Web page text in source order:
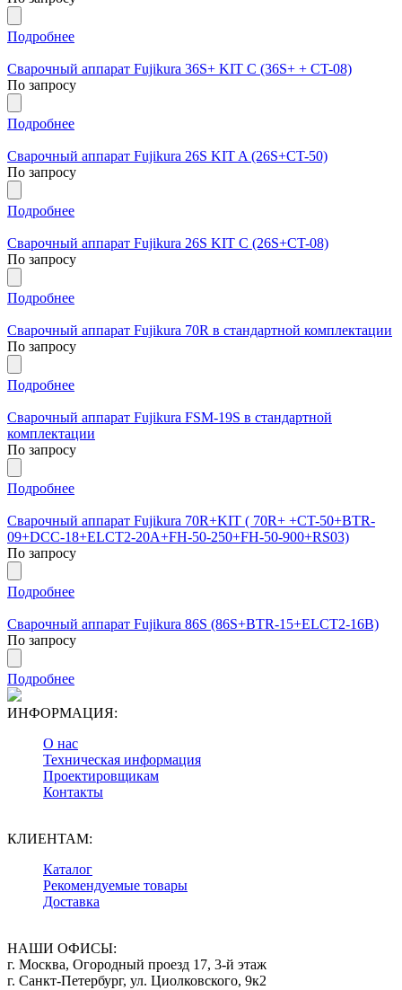
Подробнее
Сварочный аппарат Fujikura 36S+ KIT C (36S+ + CT-08)
По запросу
Подробнее
Сварочный аппарат Fujikura 26S KIT A (26S+СT-50)
По запросу
Подробнее
Сварочный аппарат Fujikura 26S KIT C (26S+СT-08)
По запросу
Подробнее
Сварочный аппарат Fujikura 70R в стандартной комплектации
По запросу
Подробнее
Сварочный аппарат Fujikura FSM-19S в стандартной
комплектации
По запросу
Подробнее
Сварочный аппарат Fujikura 70R+KIT ( 70R+ +CT-50+BTR-
09+DCC-18+ELCT2-20A+FH-50-250+FH-50-900+RS03)
По запросу
Подробнее
Сварочный аппарат Fujikura 86S (86S+BTR-15+ELCT2-16B)
По запросу
Подробнее
ИНФОРМАЦИЯ:
О нас
Техническая информация
Проектировщикам
Контакты
КЛИЕНТАМ:
Каталог
Рекомендуемые товары
Доставка
НАШИ ОФИСЫ:
г. Москва, Огородный проезд 17, 3-й этаж
г. Санкт-Петербург, ул. Циолковского, 9к2